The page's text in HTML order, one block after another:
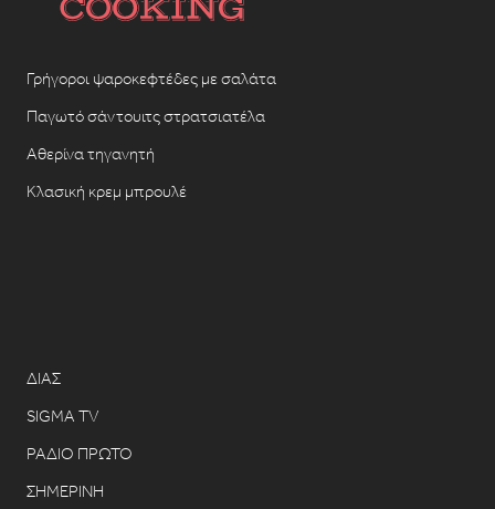
Γρήγοροι ψαροκεφτέδες με σαλάτα
Παγωτό σάντουιτς στρατσιατέλα
Αθερίνα τηγανητή
Κλασική κρεμ μπρουλέ
ΔΙΑΣ
SIGMA TV
ΡΑΔΙΟ ΠΡΩΤΟ
ΣΗΜΕΡΙΝΗ